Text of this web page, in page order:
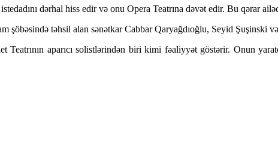
dərhal hiss edir və onu Opera Teatrına dəvət edir. Bu qərar
şöbəsində təhsil alan sənətkar Cabbar Qaryağdıoğlu, Seyid Şuşinski
aparıcı solistlərindən biri kimi fəaliyyət göstərir. Onun